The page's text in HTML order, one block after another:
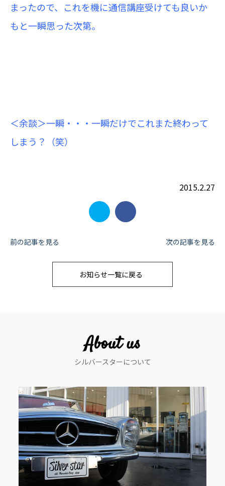
まったので、これを機に通信講座受けても良いか
もと一瞬思った次第。
＜余談＞一瞬・・・一瞬だけでこれまた終わって
しまう？（笑）
2015.2.27
投
ン
前の記事を見る 次の記事を見る
お知らせ一覧に戻る
About us
シルバースターについて